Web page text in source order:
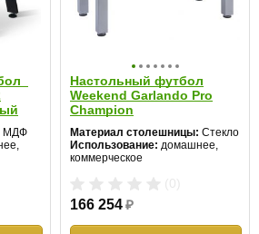
МДФ
Настольный футбол
Weekend Garlando Pro
Champion
Материал столешницы: Стекло
Использование: домашнее,
коммерческое
Высота: 86 см
166 254₽